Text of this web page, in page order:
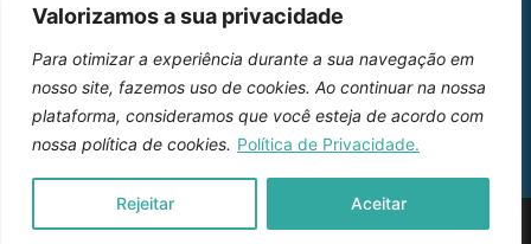
Valorizamos a sua privacidade
Para otimizar a experiência durante a sua navegação em
nosso site, fazemos uso de cookies. Ao continuar na nossa
plataforma, consideramos que você esteja de acordo com
nossa política de cookies. Política de Privacidade.
Rejeitar Aceitar
2027
Entre em contato
2026 © Inteligência e Inovação. Todos os direitos
reservados.